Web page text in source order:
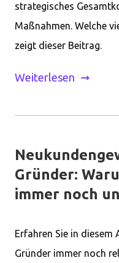
strategisches
Maßnahmen. Welche
zeigt dieser Beitrag.
Weiterlesen
Gründer:
immer noch
Erfahren Sie in
Gründer immer noch